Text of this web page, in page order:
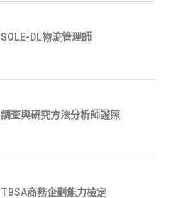
SOLE-DL物流管理師
調查與研究方法分析師證照
TBSA商務企劃能力檢定